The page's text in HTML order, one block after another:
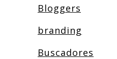
Bloggers
branding
Buscadores